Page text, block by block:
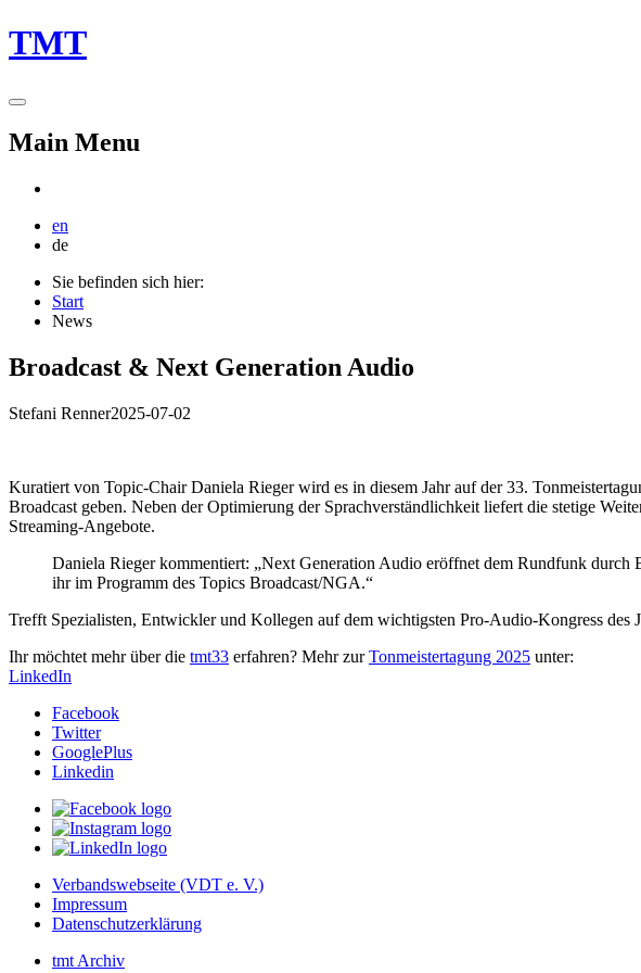
TMT
Main Menu
en
de
Sie befinden sich hier:
Start
News
Broadcast & Next Generation Audio
Stefani Renner2025-07-02
Kuratiert von Topic-Chair Daniela Rieger wird es in diesem Jahr auf der 33.
Broadcast geben. Neben der Optimierung der Sprachverständlichkeit liefert die stetige
Streaming-Angebote.
Daniela Rieger kommentiert: „Next Generation Audio eröffnet dem Rundfunk
ihr im Programm des Topics Broadcast/NGA.“
Trefft Spezialisten, Entwickler und Kollegen auf dem wichtigsten Pro-Audio-Kongress des
Ihr möchtet mehr über die tmt33 erfahren? Mehr zurTonmeistertagung 2025 unter:
LinkedIn
Facebook
Twitter
GooglePlus
Linkedin
Verbandswebseite (VDT e. V.)
Impressum
Datenschutz­erklärung
tmt Archiv